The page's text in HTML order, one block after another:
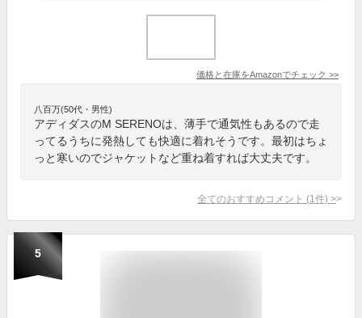
価格と在庫をAmazonでチェック >>
八百万(50代・男性)
アディダスのM SERENOは、薄手で通気性もあるので走
ってるうちに発熱しても快適に着れそうです。最初はちょ
っと寒いのでジャケットなど重ね着すれば大丈夫です。
全てのおすすめコメント (1 件) >
5